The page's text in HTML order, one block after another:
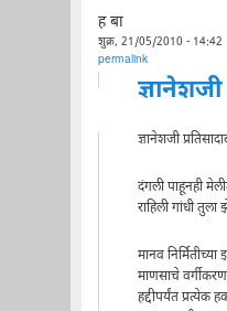
ह बा
शुक्र, 21/05/2010 - 14:42
permalink
ज्ञानेशजी
ज्ञानेशजी
दंगली पाहूनही
राहिली गांधी
मानव
माणसाचे
हद्दीपर्यंत प्रत्येक